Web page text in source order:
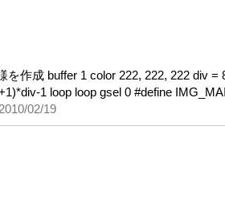
作成 buffer 1 color 222, 222, 222 div
1 loop loop gsel 0 #define
02/19